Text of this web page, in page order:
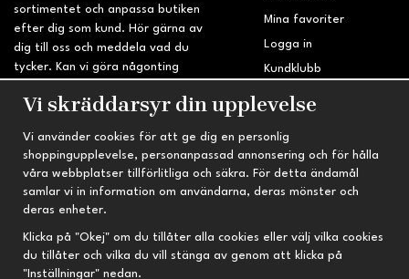
sortimentet och anpassa butiken
efter dig som kund. Hör gärna av
dig till oss och meddela vad du
tycker. Kan vi göra någonting
sidan?
Mina favoriter
Logga in
Kundklubb
Retur & Reklamation
INFORMATION
Om oss
Nyheter
Nyhetsbrev
Om cookies
TRYGG HANDEL
Fri frakt vid köp över 695 kr
Kvalitetsprodukter till kanonpris
Vi skräddarsyr din upplevelse
Vi använder cookies för att ge dig en personlig
shoppingupplevelse, personanpassad annonsering och för hålla
våra webbplatser tillförlitliga och säkra. För detta ändamål
samlar vi in information om användarna, deras mönster och
deras enheter.
Klicka på "Okej" om du tillåter alla cookies eller välj vilka cookies
du tillåter och vilka du vill stänga av genom att klicka på
"Inställningar" nedan.